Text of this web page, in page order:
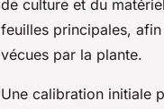
de culture et du
feuilles principales, afin
vécues par la plante.
Une calibration initiale